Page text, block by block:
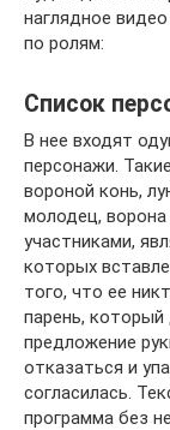
наглядное
по ролям:
Список
В нее входят
персонажи.
вороной конь,
молодец,
участниками,
которых
того, что ее
парень,
предложение
отказаться и
согласилась.
программа без